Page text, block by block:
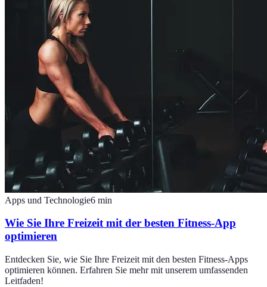
Apps und Technologie6 min
Wie Sie Ihre Freizeit mit der besten Fitness-App
optimieren
Entdecken Sie, wie Sie Ihre Freizeit mit den besten Fitness-Apps
optimieren können. Erfahren Sie mehr mit unserem umfassenden
Leitfaden!